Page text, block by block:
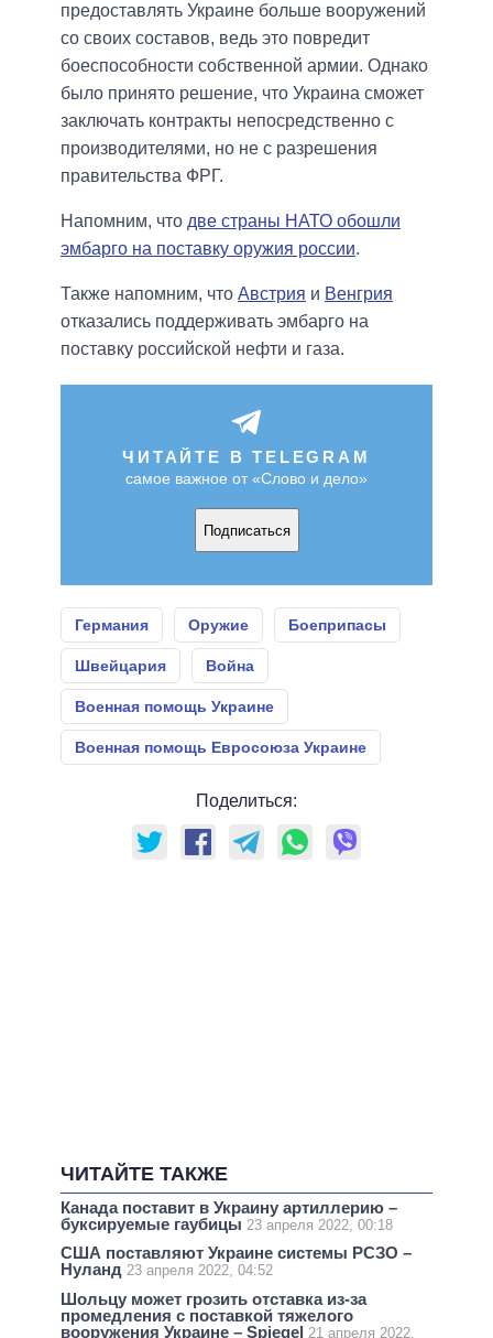
предоставлять Украине больше вооружений
со своих составов, ведь это повредит
боеспособности собственной армии. Однако
было принято решение, что Украина сможет
заключать контракты непосредственно с
производителями, но не с разрешения
правительства ФРГ.
Напомним, что две страны НАТО обошли
эмбарго на поставку оружия россии.
Также напомним, что Австрия и Венгрия
отказались поддерживать эмбарго на
поставку российской нефти и газа.
ЧИТАЙТЕ В TELEGRAM
самое важное от «Слово и дело»
Подписаться
Германия Оружие Боеприпасы
Швейцария Война
Военная помощь Украине
Военная помощь Евросоюза Украине
Поделиться:
ЧИТАЙТЕ ТАКЖЕ
Канада поставит в Украину артиллерию –
буксируемые гаубицы 23 апреля 2022, 00:18
США поставляют Украине системы РСЗО –
Нуланд 23 апреля 2022, 04:52
Шольцу может грозить отставка из-за
промедления с поставкой тяжелого
вооружения Украине – Spiegel 21 апреля 2022,